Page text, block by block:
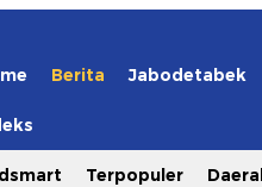
Berita Jabodetabek
Terpopuler